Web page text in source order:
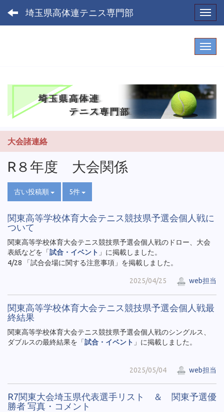
埼玉県高体連テニス専門部
大会諸連絡
R８年度 大会関係
古い投稿順 5件
関東高等学校体育大会テニス競技県予選会個人戦に
ついて
関東高等学校体育大会テニス競技県予選会個人戦のドロー、大会
表紙などを「試合・イベント 」に掲載しました。
4/28 「試合会場に関する注意事項」を掲載しました。
2025/04/25 web担当
関東高等学校体育大会テニス競技県予選会個人戦最
終結果
関東高等学校体育大会テニス競技県予選会個人戦のシングルス、
ダブルスの最終結果を「試合・イベント 」に掲載しました。
2025/05/04 web担当
R7関東大会埼玉県代表選手リスト ＆ 関東予選優
勝者 写真・コメント